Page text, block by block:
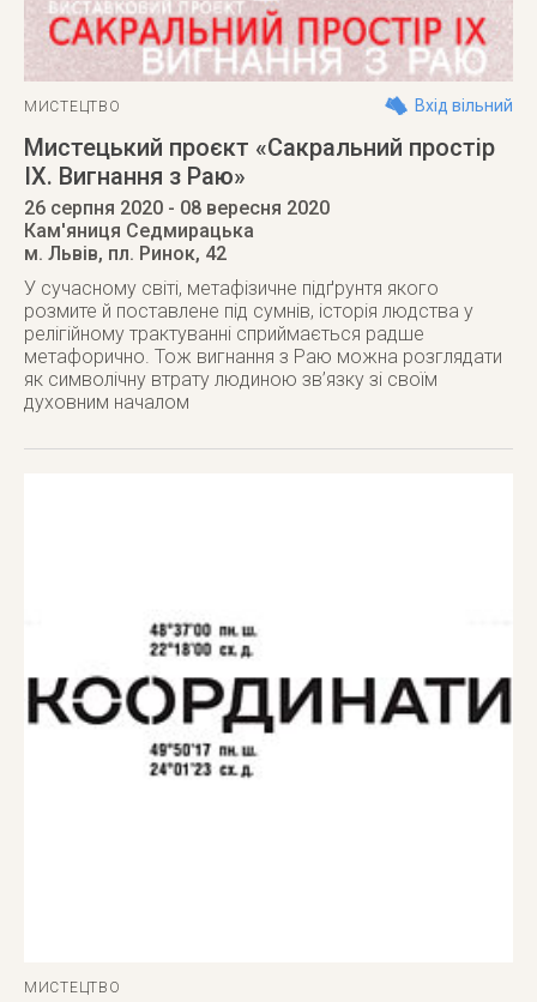
МИСТЕЦТВО Вхід вільний
Мистецький проєкт «Сакральний простір
IX. Вигнання з Раю»
26 серпня 2020 - 08 вересня 2020
Кам'яниця Седмирацька
м. Львів, пл. Ринок, 42
У сучасному світі, метафізичне підґрунтя якого
розмите й поставлене під сумнів, історія людства у
релігійному трактуванні сприймається радше
метафорично. Тож вигнання з Раю можна розглядати
як символічну втрату людиною зв’язку зі своїм
духовним началом
МИСТЕЦТВО